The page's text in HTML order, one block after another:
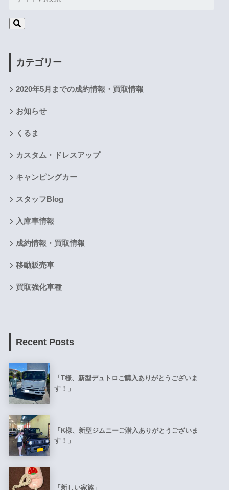
カテゴリー
2020年5月までの成約情報・買取情報
お知らせ
くるま
カスタム・ドレスアップ
キャンピングカー
スタッフBlog
入庫車情報
成約情報・買取情報
移動販売車
買取強化車種
Recent Posts
「T様、新型デュトロご購入ありがとうございま
す！」
「K様、新型ジムニーご購入ありがとうございま
す！」
「新しい家族」